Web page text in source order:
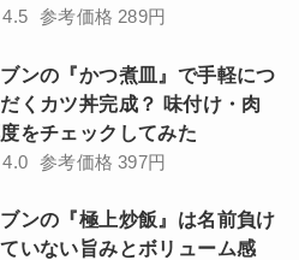
4.5 参考価格 289円
ンの『かつ煮皿』で手軽につ
くカツ丼完成？ 味付け・肉
をチェックしてみた
4.0 参考価格 397円
ンの『極上炒飯』は名前負け
ていない旨みとボリューム感